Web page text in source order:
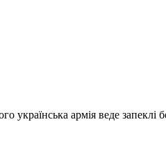
українська армія веде